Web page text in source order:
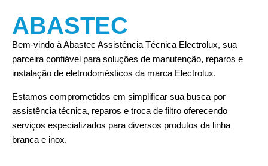
ABASTEC
Bem-vindo à Abastec Assistência Técnica Electrolux, sua
parceira confiável para soluções de manutenção, reparos e
instalação de eletrodomésticos da marca Electrolux.
Estamos comprometidos em simplificar sua busca por
assistência técnica, reparos e troca de filtro oferecendo
serviços especializados para diversos produtos da linha
branca e inox.